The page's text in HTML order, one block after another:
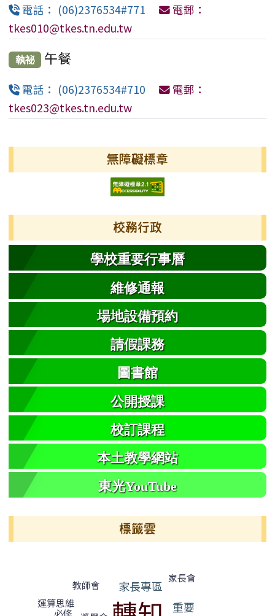
電話： (06)2376534#771
電郵：
tkes010@tkes.tn.edu.tw
執祕 午餐
電話： (06)2376534#710
電郵：
tkes023@tkes.tn.edu.tw
無障礙標章
校務行政
學校重要行事曆
維修通報
場地設備預約
請假課務
圖書館
公開授課
校訂課程
本土教學網站
東光YouTube
標籤雲
教師會 家長專區
家長會
運算思維
必修
重要